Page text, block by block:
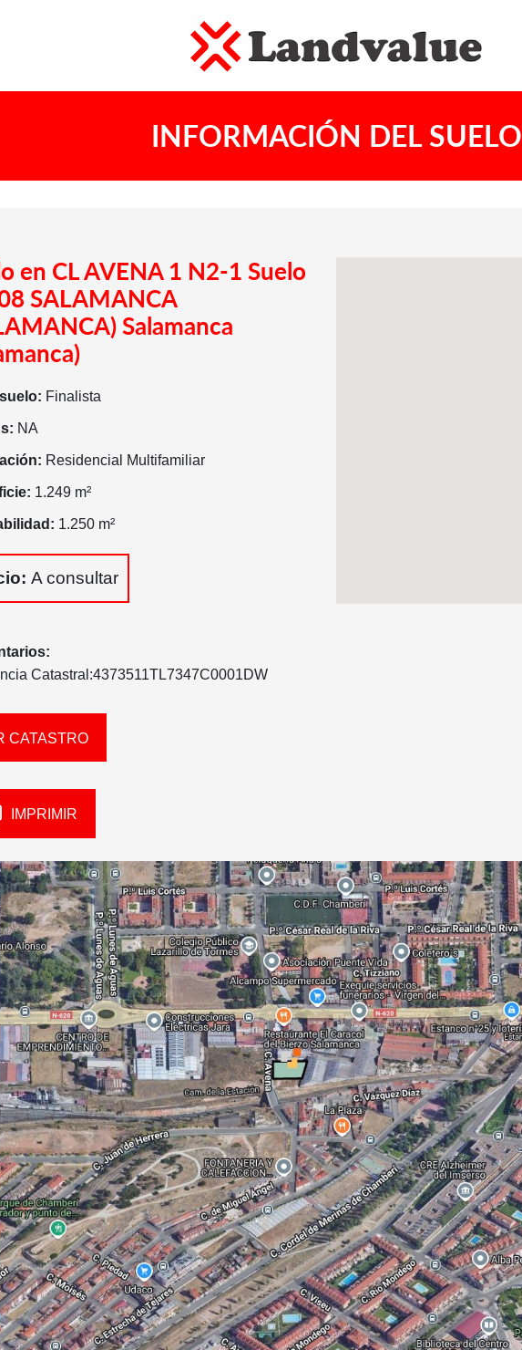
INFORMACIÓN DEL SUELO
en CL AVENA 1 N2-1 Suelo
SALAMANCA
Salamanca
Finalista
NA
Residencial Multifamiliar
1.249 m²
1.250 m²
A consultar
Catastral:4373511TL7347C0001DW
CATASTRO
IMPRIMIR